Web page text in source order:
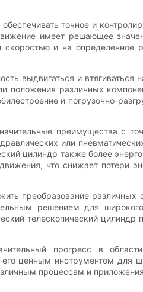
точное и
имеет решающее
и на определенное
выдвигаться и втягиваться
различных
и погрузочно-
преимущества с
или
цилиндр также более
что снижает потери
преобразование различных
решением для
телескопический цилиндр
прогресс в
ценным инструментом для
процессам и